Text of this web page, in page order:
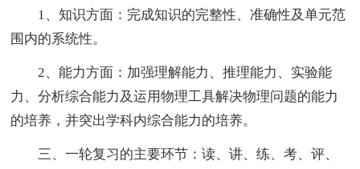
1、知识方面：完成知识的完整性、准确性及单元范
围内的系统性。
2、能力方面：加强理解能力、推理能力、实验能
力、分析综合能力及运用物理工具解决物理问题的能力
的培养，并突出学科内综合能力的培养。
三、一轮复习的主要环节：读、讲、练、考、评、